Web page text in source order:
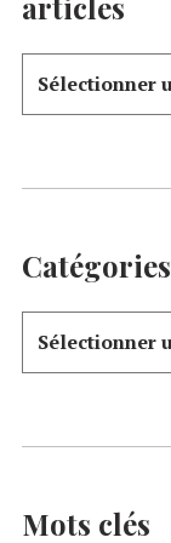
Catégories
Mots clés